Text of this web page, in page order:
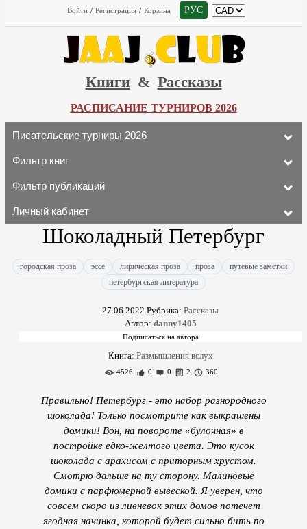
Войти / Регистрация / Корзина РУС
Книги & Рассказы
РАСПИСАНИЕ ТУРНИРОВ 2026
Писательские турниры 2026
Фильтр книг
Фильтр публикаций
Личный кабинет
Шоколадный Петербург
городская проза эссе лирическая проза проза
путевые заметки
петербургская литература
27.06.2022 Рубрика: Рассказы
Автор: danny1405
Книга: Размышления вслух
4526 0 0 2 360
Правильно! Петербург - это набор разнородного
шоколада! Только посмотрите как выкрашены
домики! Вон, на повороте «булочная» в
постройке едко-желтого цвета. Это кусок
шоколада с арахисом с приторным хрустом.
Смотрю дальше на ту сторону. Малиновые
домики с парфюмерной вывеской. Я уверен, что
совсем скоро из ливневок этих домов потечет
ягодная начинка, которой будет сильно бить по